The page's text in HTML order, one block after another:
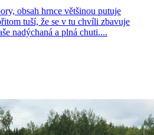
obsah hrnce většinou putuje
tuší, že se v tu chvíli zbavuje
nadýchaná a plná chuti....